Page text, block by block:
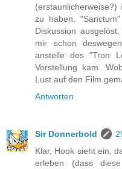
(erstaunlicherweise?)
zu haben.
Diskussion
mir schon
anstelle des "Tron
Vorstellung kam.
Lust auf den Film
Antworten
Sir Donnerbold
Klar, Hook sieht ein,
erleben (dass